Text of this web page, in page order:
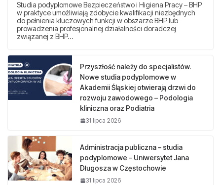
Studia podyplomowe Bezpieczeństwo i Higiena Pracy – BHP
w praktyce umożliwiają zdobycie kwalifikacji niezbędnych
do pełnienia kluczowych funkcji w obszarze BHP lub
prowadzenia profesjonalnej działalności doradczej
związanej z BHP…
Przyszłość należy do specjalistów.
Nowe studia podyplomowe w
Akademii Śląskiej otwierają drzwi do
rozwoju zawodowego – Podologia
kliniczna oraz Podiatria
31 lipca 2026
Administracja publiczna – studia
podyplomowe – Uniwersytet Jana
Długosza w Częstochowie
31 lipca 2026